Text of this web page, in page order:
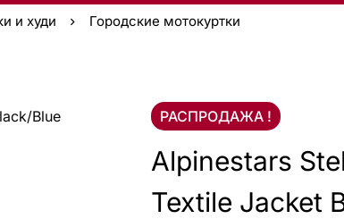
и худи
Городские мотокуртки
РАСПРОДАЖА !
Alpinestars
Textile Jacket